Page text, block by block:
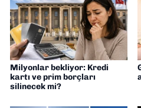
Milyonlar bekliyor: Kredi
kartı ve prim borçları
silinecek mi?